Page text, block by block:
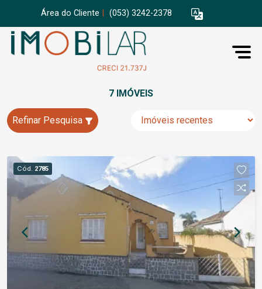
Área do Cliente (053) 3242-2378
7 IMÓVEIS
Refinar Pesquisa
Cód. 2785